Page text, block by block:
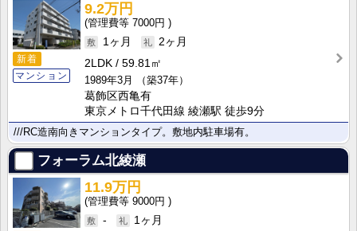
新着
マンション
9.2万円
7000円
1ヶ月
2ヶ月
2LDK
59.81㎡
1989年3月
（築37年）
葛飾区西亀有
東京メトロ千代田線 綾瀬駅 徒歩9分
///RC造南向きマンションタイプ。敷地内駐車場有。
フォーラム北綾瀬
11.9万円
9000円
-
1ヶ月